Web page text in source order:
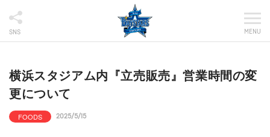
SNS MENU
横浜スタジアム内『立売販売』営業時間の変
更について
FOODS 2025/5/15